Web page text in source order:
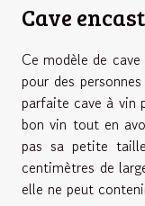
Cave
Ce modèle de
pour des
parfaite cave à vin
bon vin tout en
pas sa petite
centimètres de
elle ne peut